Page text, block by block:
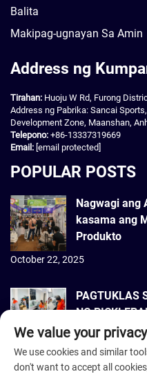
Balita
Makipag-ugnayan Sa Amin
Address ng
Tirahan: Huoju W Rd, Furong
Address ng Pabrika: Sancai
Development Zone, Maanshan,
Telepono: +86-13337319669
Email: [email protected]
POPULAR POSTS
Nagwagi ang
kasama ang
Produkto
October 22, 2025
PAGTUKLAS
NG
September 22,
Copyright © 2026 Dmantis
We value your privacy
We use cookies and similar
don't want to accept all